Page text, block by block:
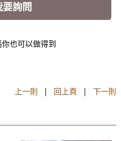
要詢問
也可以做得到
上一則 | 回上頁 | 下一則